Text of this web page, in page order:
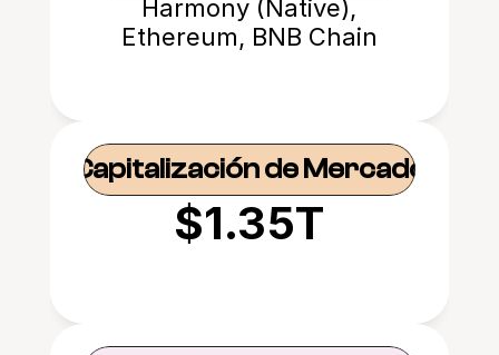
Harmony (Native),
Ethereum, BNB Chain
Capitalización de Mercado
$1.35T